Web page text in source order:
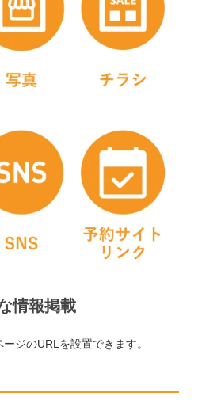
情報掲載
ジのURLを設置できます。